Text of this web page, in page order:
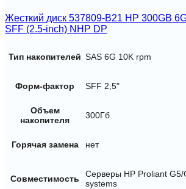
Жесткий диск 537809-B21 HP 300GB
SFF (2.5-inch) NHP DP
Тип накопителей SAS 6G 10K rpm
Форм-фактор SFF 2,5"
Объем
накопителя
300Гб
Горячая замена нет
Совместимость
Серверы HP Proliant G5/
systems